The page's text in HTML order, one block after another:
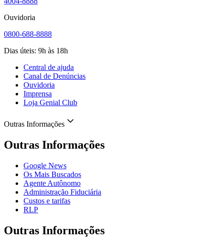
Ouvidoria
0800-688-8888
Dias úteis: 9h às 18h
Central de ajuda
Canal de Denúncias
Ouvidoria
Imprensa
Loja Genial Club
Outras Informações
Outras Informações
Google News
Os Mais Buscados
Agente Autônomo
Administração Fiduciária
Custos e tarifas
RLP
Outras Informações